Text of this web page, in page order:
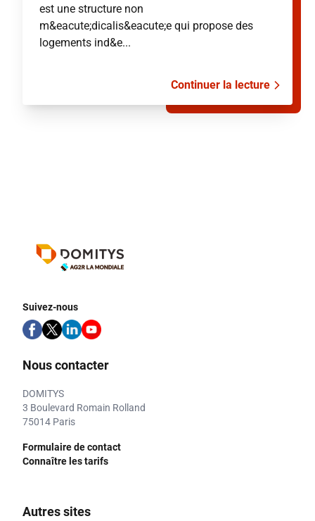
est une structure non
m&eacute;dicalis&eacute;e qui propose des
logements ind&e...
Continuer la lecture
Suivez-nous
Nous contacter
DOMITYS
3 Boulevard Romain Rolland
75014 Paris
Formulaire de contact
Connaître les tarifs
Autres sites